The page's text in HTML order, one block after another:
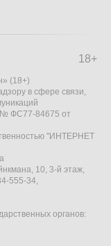
18+
(18+)
в сфере связи,
№ ФС77-84675 от
"ИНТЕРНЕТ
10, 3-й этаж,
555-34,
органов: